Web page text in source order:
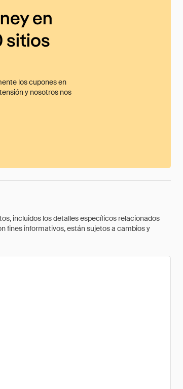
en
sitios
los cupones en
y nosotros nos
incluidos los detalles específicos relacionados
fines informativos, están sujetos a cambios y